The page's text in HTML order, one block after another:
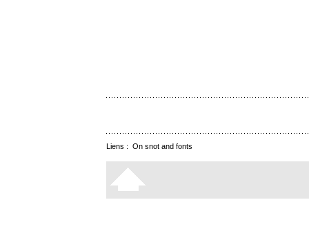
Liens : On snot and fonts